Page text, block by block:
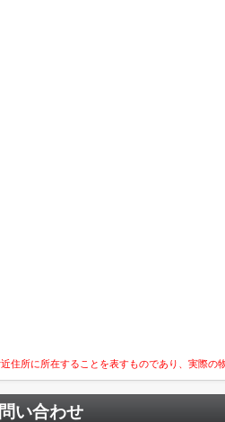
住所に所在することを表すものであり、実際の
い合わせ